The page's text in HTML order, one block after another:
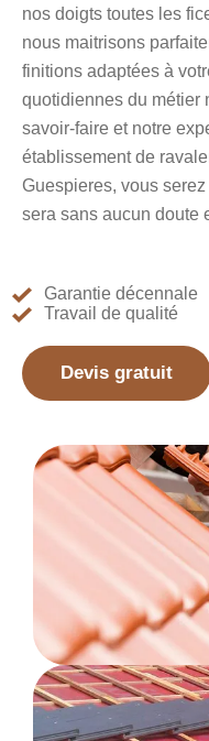
nos doigts toutes les
nous maitrisons
finitions adaptées à
quotidiennes du métier
savoir-faire et notre
établissement de
Guespieres, vous
sera sans aucun doute
Garantie décennale
Travail de qualité
Devis gratuit